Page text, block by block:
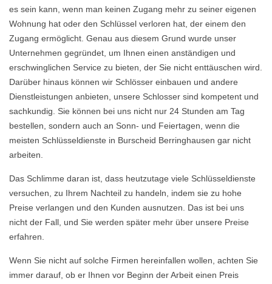
es sein kann, wenn man keinen Zugang mehr zu seiner eigenen
Wohnung hat oder den Schlüssel verloren hat, der einem den
Zugang ermöglicht. Genau aus diesem Grund wurde unser
Unternehmen gegründet, um Ihnen einen anständigen und
erschwinglichen Service zu bieten, der Sie nicht enttäuschen wird.
Darüber hinaus können wir Schlösser einbauen und andere
Dienstleistungen anbieten, unsere Schlosser sind kompetent und
sachkundig. Sie können bei uns nicht nur 24 Stunden am Tag
bestellen, sondern auch an Sonn- und Feiertagen, wenn die
meisten Schlüsseldienste in Burscheid Berringhausen gar nicht
arbeiten.
Das Schlimme daran ist, dass heutzutage viele Schlüsseldienste
versuchen, zu Ihrem Nachteil zu handeln, indem sie zu hohe
Preise verlangen und den Kunden ausnutzen. Das ist bei uns
nicht der Fall, und Sie werden später mehr über unsere Preise
erfahren.
Wenn Sie nicht auf solche Firmen hereinfallen wollen, achten Sie
immer darauf, ob er Ihnen vor Beginn der Arbeit einen Preis